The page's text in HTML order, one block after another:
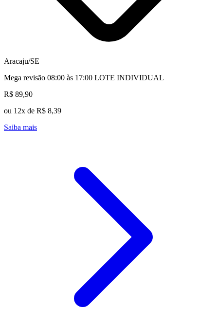
Aracaju/SE
Mega revisão 08:00 às 17:00 LOTE INDIVIDUAL
R$ 89,90
ou 12x de R$ 8,39
Saiba mais